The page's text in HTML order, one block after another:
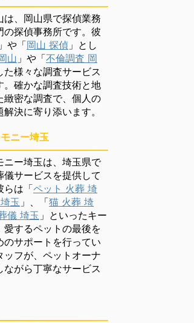
は、岡山県で探偵業務
の探偵事務所です。彼
」や「岡山 探偵 」とし
山 」や「不倫調査 岡
た様々な調査サービス
。確かな調査技術と地
緻密な調査で、個人の
決に寄り添います。
ニー埼玉
ニー埼玉は、埼玉県で
サービスを提供して
らは「ペット 火葬 埼
玉 」、「猫 火葬 埼
儀 埼玉 」といったキー
愛するペットの最後を
のサポートを行ってい
ッフが、ペットオーナ
ながら丁寧なサービス